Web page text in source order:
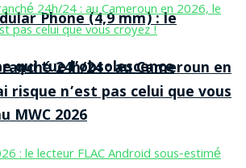
Phone (4,9 mm) : le
qui tue l’obsolescence
MWC 2026
24h/24 : au Cameroun en
risque n’est pas celui que vous